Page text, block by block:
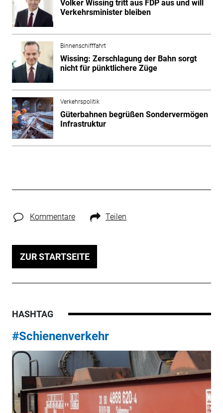
Volker Wissing tritt aus FDP aus und will
Verkehrsminister bleiben
Binnenschifffahrt
Wissing: Zerschlagung der Bahn sorgt
nicht für pünktlichere Züge
Verkehrspolitik
Güterbahnen begrüßen Sondervermögen
Infrastruktur
Kommentare Teilen
ZUR STARTSEITE
HASHTAG
#Schienenverkehr